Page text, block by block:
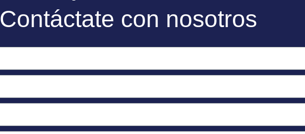
Contáctate con nosotros